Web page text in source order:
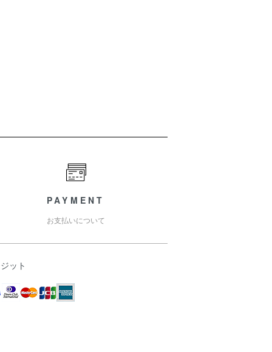
PAYMENT
お支払いについて
ット